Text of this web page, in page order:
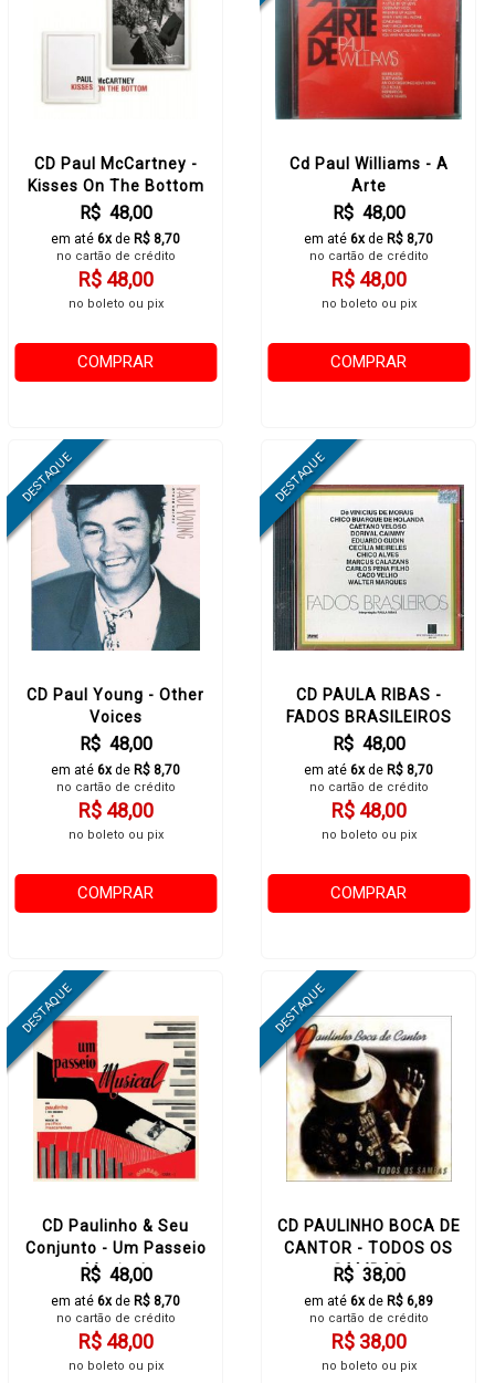
CD Paul McCartney -
Kisses On The Bottom
R$ 48,00
em até 6xde R$ 8,70
no cartão de crédito
R$ 48,00
no boleto ou pix
COMPRAR
Cd Paul Williams - A
Arte
R$ 48,00
em até 6xde R$ 8,70
no cartão de crédito
R$ 48,00
no boleto ou pix
COMPRAR
CD Paul Young - Other
Voices
R$ 48,00
em até 6xde R$ 8,70
no cartão de crédito
R$ 48,00
no boleto ou pix
COMPRAR
CD PAULA RIBAS -
FADOS BRASILEIROS
R$ 48,00
em até 6xde R$ 8,70
no cartão de crédito
R$ 48,00
no boleto ou pix
COMPRAR
CD Paulinho & Seu
Conjunto - Um Passeio
Musical
R$ 48,00
em até 6xde R$ 8,70
no cartão de crédito
R$ 48,00
no boleto ou pix
CD PAULINHO BOCA DE
CANTOR - TODOS OS
SAMBAS
R$ 38,00
em até 6xde R$ 6,89
no cartão de crédito
R$ 38,00
no boleto ou pix